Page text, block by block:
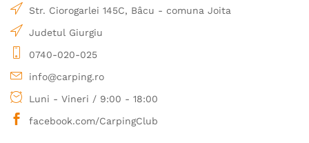
Str. Ciorogarlei 145C, Bâcu - comuna Joita
Judetul Giurgiu
0740-020-025
info@carping.ro
Luni - Vineri / 9:00 - 18:00
facebook.com/CarpingClub